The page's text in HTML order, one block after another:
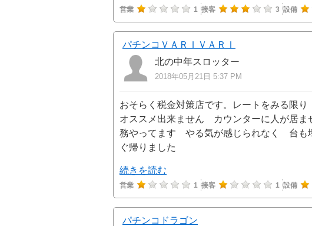
営業 1 接客 3 設備
パチンコＶＡＲＩＶＡＲＩ
北の中年スロッター
2018年05月21日 5:37 PM
おそらく税金対策店です。レートをみる限
オススメ出来ません カウンターに人が居
務やってます やる気が感じられなく 台も
ぐ帰りました
続きを読む
営業 1 接客 1 設備
パチンコドラゴン